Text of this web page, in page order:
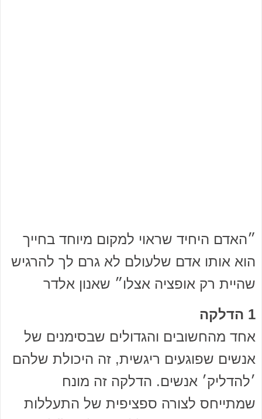
״האדם היחיד שראוי למקום מיוחד בחייך
הוא אותו אדם שלעולם לא גרם לך להרגיש
שהיית רק אופציה אצלו״ שאנון אלדר
1 הדלקה
אחד מהחשובים והגדולים שבסימנים של
אנשים שפוגעים ריגשית, זה היכולת שלהם
׳להדליק׳ אנשים. הדלקה זה מונח
שמתייחס לצורה ספציפית של התעללות